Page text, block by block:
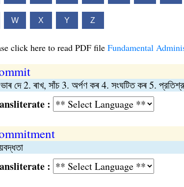
W X Y Z
click here to read PDF file Fundamental
দে 2. ৰাখ, সাঁচ 3. অর্পণ কৰ 4. সংঘটিত কৰ 5.
:
: